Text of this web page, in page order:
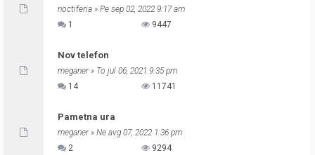
noctiferia » Pe sep 02, 2022 9:17 am
1
9447
Nov telefon
meganer» To jul 06, 2021 9:35 pm
14
11741
Pametna ura
meganer» Ne avg 07, 2022 1:36 pm
2
9294